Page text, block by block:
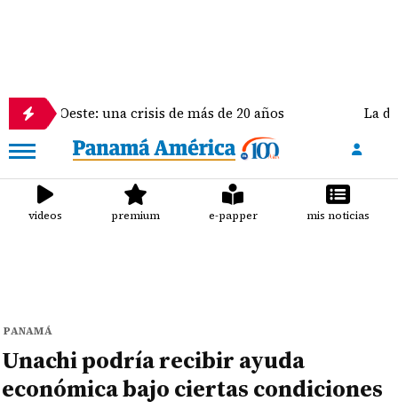
una crisis de más de 20 años La delegación
videos premium e-papper mis noticias
PANAMÁ
Unachi podría recibir ayuda
económica bajo ciertas condiciones